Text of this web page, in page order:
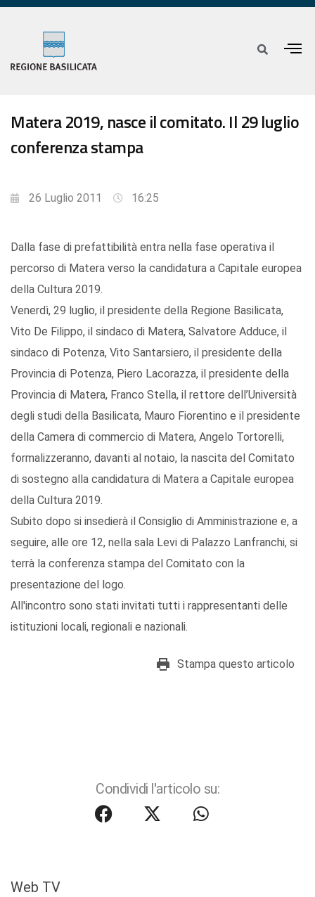
Matera 2019, nasce il comitato. Il 29 luglio
conferenza stampa
26 Luglio 2011 16:25
Dalla fase di prefattibilità entra nella fase operativa il
percorso di Matera verso la candidatura a Capitale europea
della Cultura 2019.
Venerdì, 29 luglio, il presidente della Regione Basilicata,
Vito De Filippo, il sindaco di Matera, Salvatore Adduce, il
sindaco di Potenza, Vito Santarsiero, il presidente della
Provincia di Potenza, Piero Lacorazza, il presidente della
Provincia di Matera, Franco Stella, il rettore dell’Università
degli studi della Basilicata, Mauro Fiorentino e il presidente
della Camera di commercio di Matera, Angelo Tortorelli,
formalizzeranno, davanti al notaio, la nascita del Comitato
di sostegno alla candidatura di Matera a Capitale europea
della Cultura 2019.
Subito dopo si insedierà il Consiglio di Amministrazione e, a
seguire, alle ore 12, nella sala Levi di Palazzo Lanfranchi, si
terrà la conferenza stampa del Comitato con la
presentazione del logo.
All'incontro sono stati invitati tutti i rappresentanti delle
istituzioni locali, regionali e nazionali.
Stampa questo articolo
Condividi l'articolo su:
Web TV